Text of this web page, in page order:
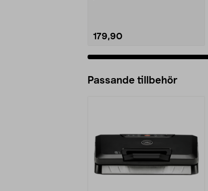
179,90
Passande tillbehör